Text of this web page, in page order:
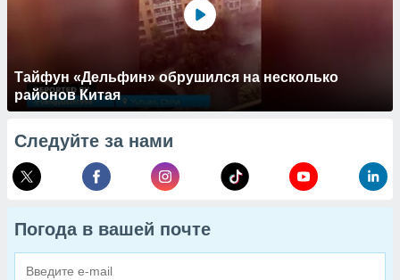
Тайфун «Дельфин» обрушился на несколько
районов Китая
Следуйте за нами
Погода в вашей почте